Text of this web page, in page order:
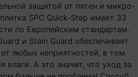
защитой от пятен и микро-
SPC Quick-Step имеет 33
по Европейским стандартам.
и Stain Guard обеспечивает
любых неприятностей, в том
влаги. А это значит, что уход за